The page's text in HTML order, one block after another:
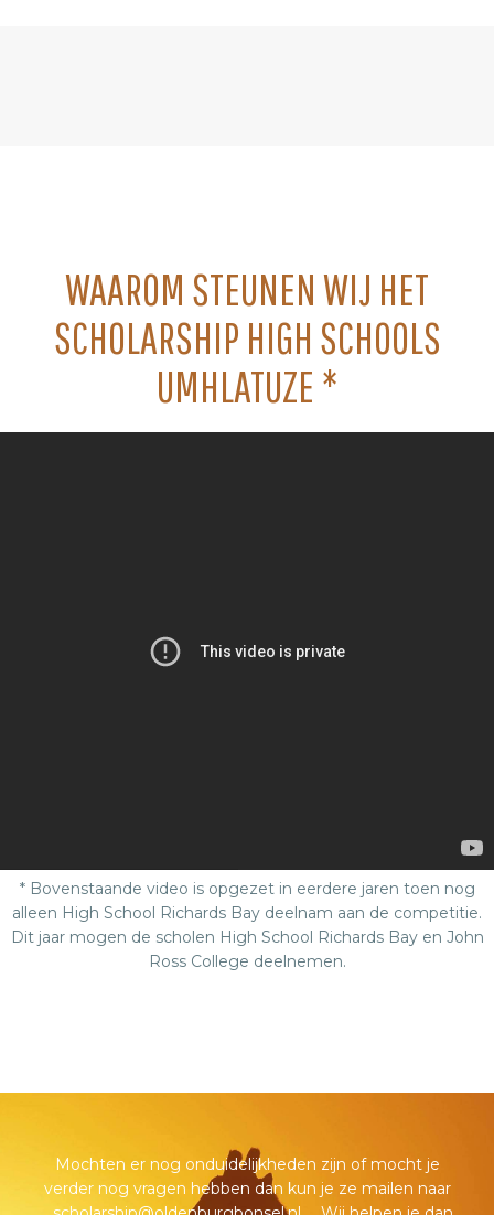
WAAROM STEUNEN WIJ HET
SCHOLARSHIP HIGH SCHOOLS
UMHLATUZE *
* Bovenstaande video is opgezet in eerdere jaren toen nog
alleen High School Richards Bay deelnam aan de competitie.
Dit jaar mogen de scholen High School Richards Bay en John
Ross College deelnemen.
Mochten er nog onduidelijkheden zijn of mocht je
verder nog vragen hebben dan kun je ze mailen naar